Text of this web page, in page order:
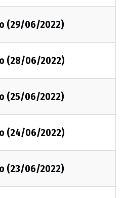
(29/06/2022)
(28/06/2022)
(25/06/2022)
(24/06/2022)
(23/06/2022)